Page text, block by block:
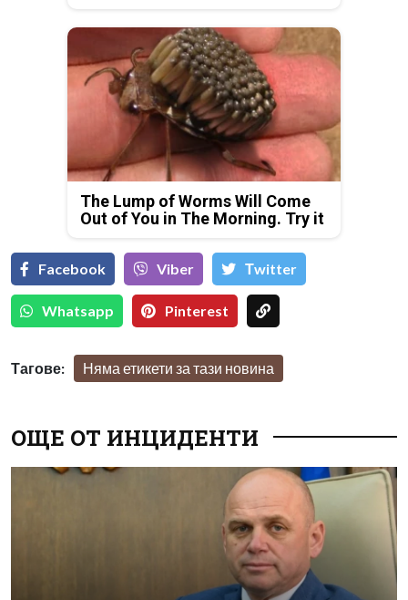
The Lump of Worms Will Come
Out of You in The Morning. Try it
Facebook Viber Тwitter
Whatsapp Pinterest
Тагове: Няма етикети за тази новина
ОЩЕ ОТ ИНЦИДЕНТИ